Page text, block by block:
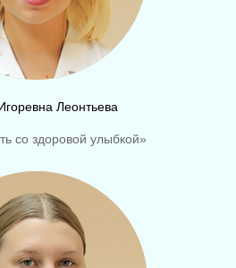
Леонтьева
со здоровой улыбкой»